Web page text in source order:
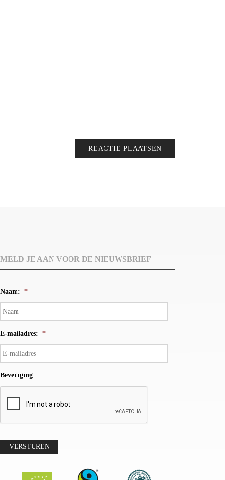
MELD JE AAN VOOR DE NIEUWSBRIEF
Naam: *
E-mailadres: *
Beveiliging